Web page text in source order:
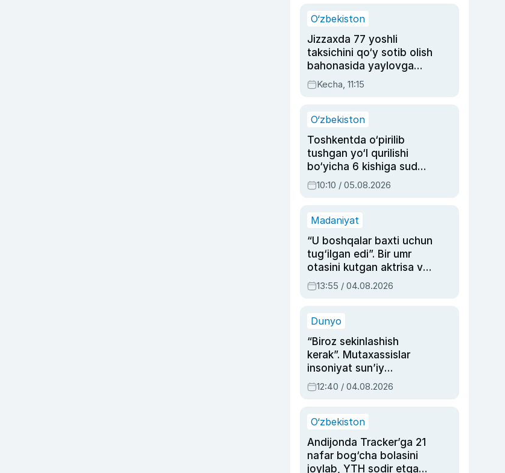
O‘zbekiston
Jizzaxda 77 yoshli
taksichini qo‘y sotib olish
bahonasida yaylovga
olib borib o‘ldirgan yigit
20 yilga qamaldi
Kecha, 11:15
O‘zbekiston
Toshkentda o‘pirilib
tushgan yo‘l qurilishi
bo‘yicha 6 kishiga sud
hukmi o‘qildi
10:10 / 05.08.2026
Madaniyat
“U boshqalar baxti uchun
tug‘ilgan edi”. Bir umr
otasini kutgan aktrisa va
dublyaj ustasi Rimma
Ahmedovaning
13:55 / 04.08.2026
Dunyo
“Biroz sekinlashish
kerak”. Mutaxassislar
insoniyat sun’iy
intellektni boshqara
olmay qolishidan xavotir
12:40 / 04.08.2026
O‘zbekiston
Andijonda Tracker’ga 21
nafar bog‘cha bolasini
joylab, YTH sodir etgan